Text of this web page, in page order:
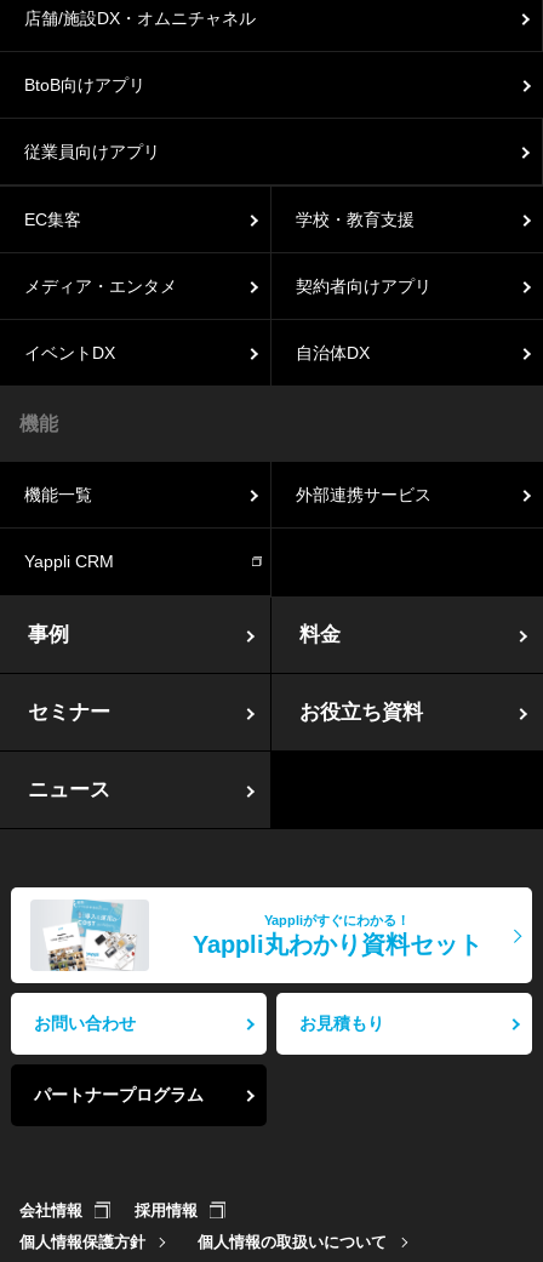
事例 料金
セミナー お役立ち資料
ニュース
店舗/施設DX・オムニチャネル
BtoB向けアプリ
従業員向けアプリ
EC集客 学校・教育支援
メディア・エンタメ 契約者向けアプリ
イベントDX 自治体DX
機能
機能一覧 外部連携サービス
Yappli CRM
Yappliがすぐにわかる！
Yappli丸わかり資料セット
お問い合わせ お見積もり
パートナープログラム
会社情報
採用情報
個人情報保護方針
個人情報の取扱いについて